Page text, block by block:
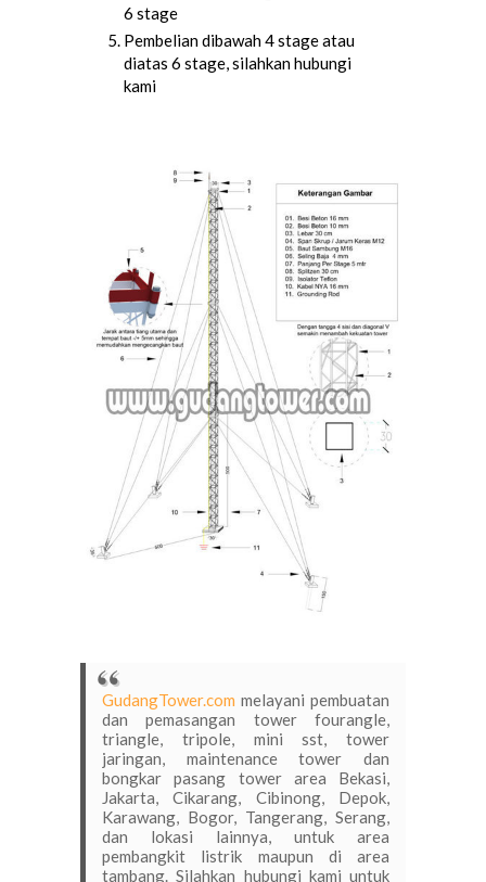
6 stage
Pembelian dibawah 4 stage atau
diatas 6 stage, silahkan hubungi
kami
GudangTower.com melayani pembuatan
dan pemasangan tower fourangle,
triangle, tripole, mini sst, tower
jaringan, maintenance tower dan
bongkar pasang tower area Bekasi,
Jakarta, Cikarang, Cibinong, Depok,
Karawang, Bogor, Tangerang, Serang,
dan lokasi lainnya, untuk area
pembangkit listrik maupun di area
tambang. Silahkan hubungi kami untuk